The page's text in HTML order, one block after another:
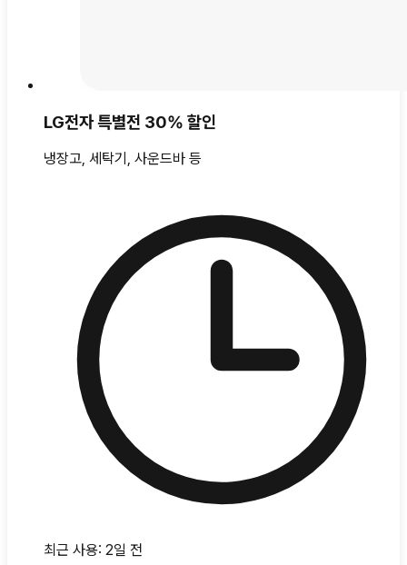
LG전자 특별전 30% 할인
냉장고, 세탁기, 사운드바 등
최근 사용: 2일 전